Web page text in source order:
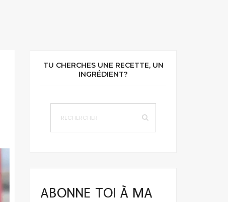
TU CHERCHES UNE RECETTE, UN
INGRÉDIENT?
ABONNE TOI À MA